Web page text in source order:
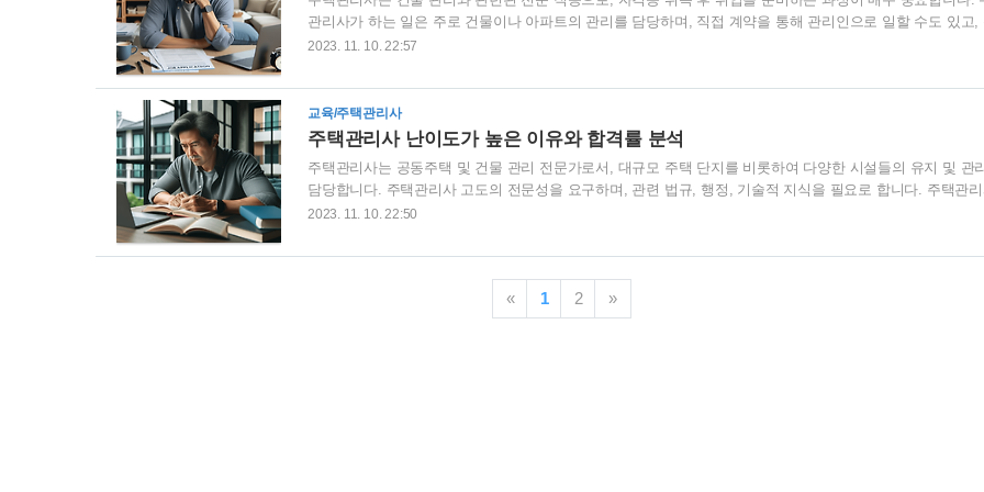
관리사가 하는 일은 주로 건물이나 아파트의 관리를 담당하며, 직접 계약을 통해 관리인으로 일할 수도 있고,
업체를 통해 취업할 수도 있습니다. 주택관리사 취업 취업을 위해서는 자격증 취득 이후에도 계속해서 노력이
니다. 공개 채용이 있을 때마다 지원하고, 큰 규모의 업체에 취업하는 것이 유리할 수 있지만, 경쟁이 치열하
문에 준비 과정에 많은 노력을 기울여야 합니다. 큰 규모의 업체가 유리할 수 있지만, 경쟁률이 높기 때문에 다
한 업체를 타겟으로 준비하는 것이 좋습니다. 준비..
2023. 11. 10. 22:57
교육/주택관리사
주택관리사 난이도가 높은 이유와 합격률 분석
주택관리사는 공동주택 및 건물 관리 전문가로서, 대규모 주택 단지를 비롯하여 다양한 시설들의 유지 및 관
담당합니다. 주택관리사 고도의 전문성을 요구하며, 관련 법규, 행정, 기술적 지식을 필요로 합니다. 주택관
되기 위한 시험은 그 중요성에 비해 난이도가 높은 편이며, 이는 공인중개사 시험에 비해 상대적으로 더 적은
을 취득한 후에는 안정적인 직업을 가질 수 있는 가능성이 높음을 시사합니다. 실제로 300세대 이상의 주택
나 승강기가 있는 150세대 이상의 주택 단지에서는 주택관리사를 필수적으로 고용해야 하므로, 수요는 꾸준히
재합니다. 연봉의 경우, 주택관리사는 전문성과 책..
2023. 11. 10. 22:50
« 1 2 »